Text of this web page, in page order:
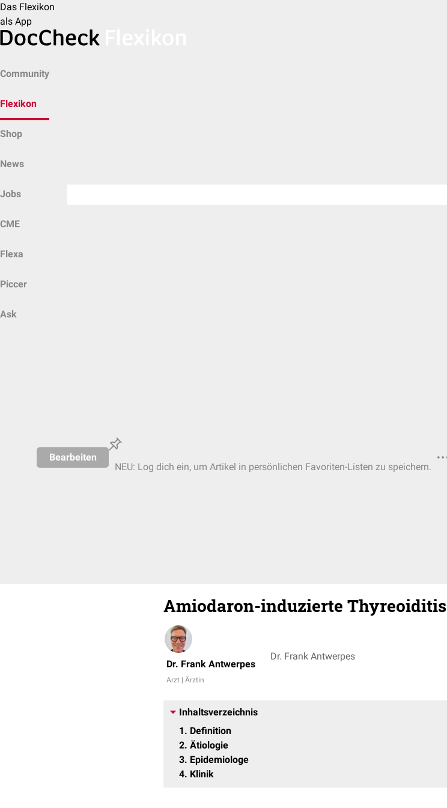
Das Flexikon
als App
Community
Flexikon
Shop
News
Jobs
CME
Flexa
Piccer
Ask
Bearbeiten
NEU: Log dich ein, um Artikel in persönlichen Favoriten-Listen zu speichern.
Amiodaron-induzierte Thyreoiditis
Dr. Frank Antwerpes
Arzt | Ärztin
Dr. Frank Antwerpes
Inhaltsverzeichnis
1
Definition
2 Ätiologie
3 Epidemiologe
4 Klinik